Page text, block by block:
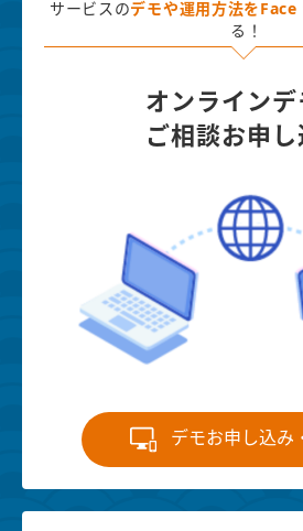
サービスのデモや運用方法を
る！
オンラインデ
ご相談お申し
デモお申し込み